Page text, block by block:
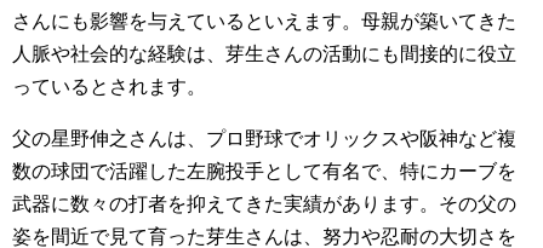
さんにも影響を与えているといえます。母親が築いてきた
人脈や社会的な経験は、芽生さんの活動にも間接的に役立
っているとされます。
父の星野伸之さんは、プロ野球でオリックスや阪神など複
数の球団で活躍した左腕投手として有名で、特にカーブを
武器に数々の打者を抑えてきた実績があります。その父の
姿を間近で見て育った芽生さんは、努力や忍耐の大切さを